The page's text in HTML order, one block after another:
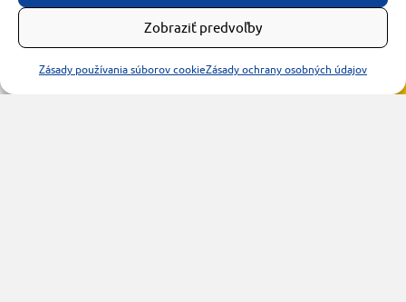
Zobraziť predvoľby
Zásady používania súborov cookieZásady ochrany osobných údajov